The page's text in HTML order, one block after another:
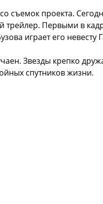
съемок проекта.
трейлер. Первыми в
играет его невесту
Звезды крепко
спутников жизни.